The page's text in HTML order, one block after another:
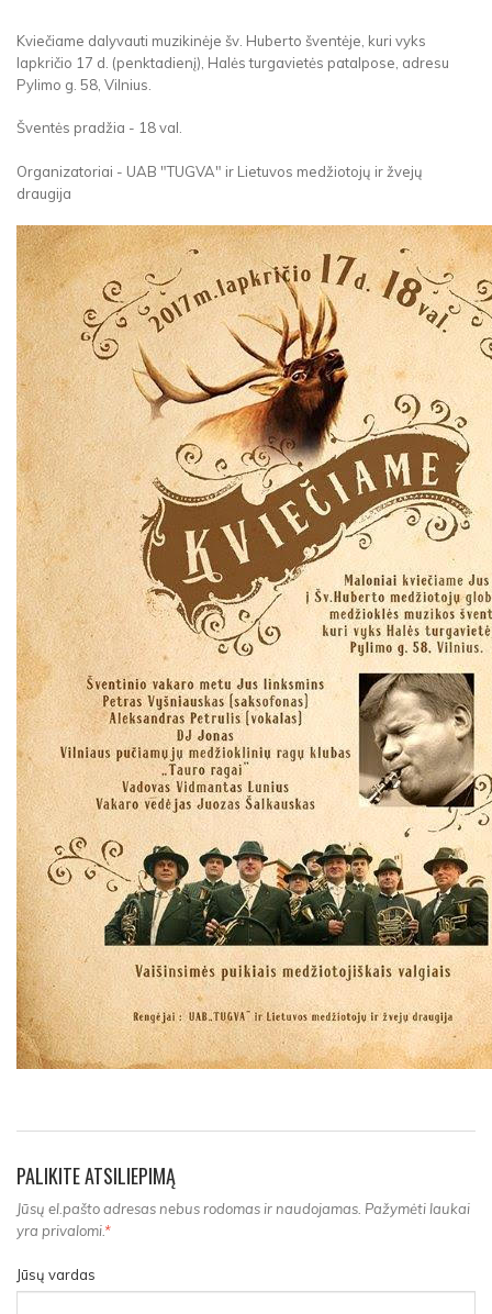
Kviečiame dalyvauti muzikinėje šv. Huberto šventėje, kuri vyks
lapkričio 17 d. (penktadienį), Halės turgavietės patalpose, adresu
Pylimo g. 58, Vilnius.
Šventės pradžia - 18 val.
Organizatoriai - UAB "TUGVA" ir Lietuvos medžiotojų ir žvejų
draugija
PALIKITE ATSILIEPIMĄ
Jūsų el.pašto adresas nebus rodomas ir naudojamas. Pažymėti laukai
yra privalomi.*
Jūsų vardas